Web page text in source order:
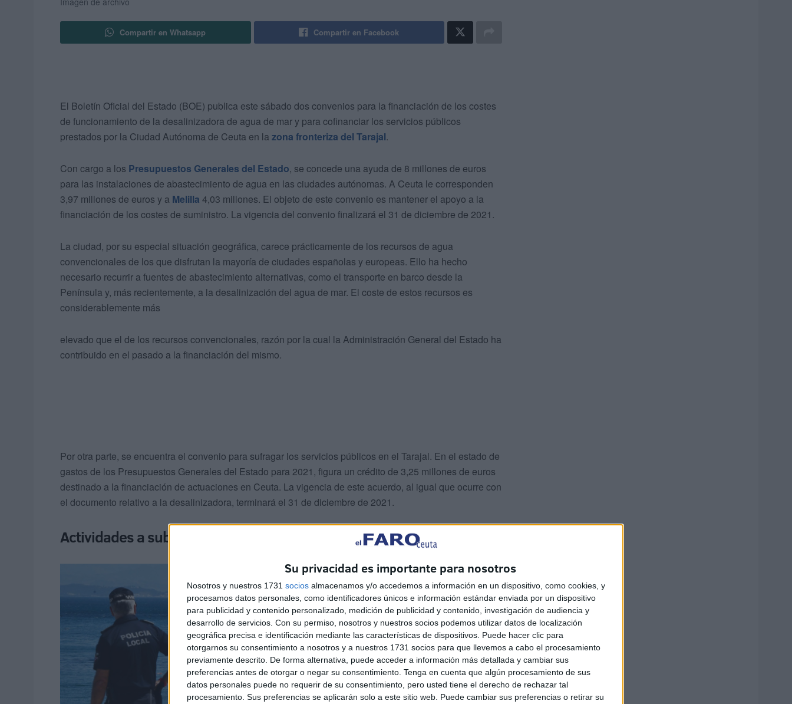
Su privacidad es importante para nosotros
Nosotros y nuestros 1731 socios almacenamos y/o accedemos a información en un dispositivo, como cookies, y
procesamos datos personales, como identificadores únicos e información estándar enviada por un dispositivo
para publicidad y contenido personalizado, medición de publicidad y contenido, investigación de audiencia y
desarrollo de servicios. Con su permiso, nosotros y nuestros socios podemos utilizar datos de localización
geográfica precisa e identificación mediante las características de dispositivos. Puede hacer clic para
otorgarnos su consentimiento a nosotros y a nuestros 1731 socios para que llevemos a cabo el procesamiento
previamente descrito. De forma alternativa, puede acceder a información más detallada y cambiar sus
preferencias antes de otorgar o negar su consentimiento. Tenga en cuenta que algún procesamiento de sus
datos personales puede no requerir de su consentimiento, pero usted tiene el derecho de rechazar tal
procesamiento. Sus preferencias se aplicarán solo a este sitio web. Puede cambiar sus preferencias o retirar su
Compartir en Whatsapp Compartir en Facebook
El Boletín Oficial del Estado (BOE) publica este sábado dos convenios para la financiación de los costes
de funcionamiento de la desalinizadora de agua de mar y para cofinanciar los servicios públicos
prestados por la Ciudad Autónoma de Ceuta en la zona fronteriza del Tarajal.
Con cargo a los Presupuestos Generales del Estado, se concede una ayuda de 8 millones de euros
para las instalaciones de abastecimiento de agua en las ciudades autónomas. A Ceuta le corresponden
3,97 millones de euros y a Melilla 4,03 millones. El objeto de este convenio es mantener el apoyo a la
financiación de los costes de suministro. La vigencia del convenio finalizará el 31 de diciembre de 2021.
La ciudad, por su especial situación geográfica, carece prácticamente de los recursos de agua
convencionales de los que disfrutan la mayoría de ciudades españolas y europeas. Ello ha hecho
necesario recurrir a fuentes de abastecimiento alternativas, como el transporte en barco desde la
Península y, más recientemente, a la desalinización del agua de mar. El coste de estos recursos es
considerablemente más
elevado que el de los recursos convencionales, razón por la cual la Administración General del Estado ha
contribuido en el pasado a la financiación del mismo.
Por otra parte, se encuentra el convenio para sufragar los servicios públicos en el Tarajal. En el estado de
gastos de los Presupuestos Generales del Estado para 2021, figura un crédito de 3,25 millones de euros
destinado a la financiación de actuaciones en Ceuta. La vigencia de este acuerdo, al igual que ocurre con
el documento relativo a la desalinizadora, terminará el 31 de diciembre de 2021.
Actividades a subvencionar en la zona fronteriza